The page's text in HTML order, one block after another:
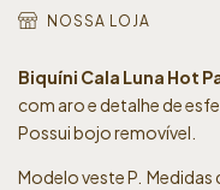
NOSSA LOJA
Biquíni Cala Luna Hot
com aro e detalhe de
Possui bojo removível.
Modelo veste P.